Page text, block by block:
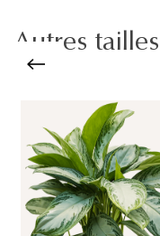
Autres tailles